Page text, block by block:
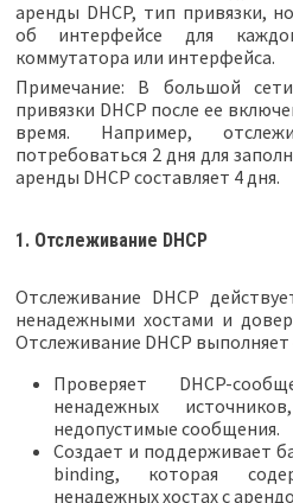
аренды DHCP, тип привязки,
об интерфейсе для
коммутатора или интерфейса.
Примечание: В большой
привязки DHCP после ее
время. Например,
потребоваться 2 дня для
аренды DHCP составляет 4 дня.
1. Отслеживание DHCP
Отслеживание DHCP
ненадежными хостами и
Отслеживание DHCP
Проверяет DHCP-
ненадежных
недопустимые сообщения.
Создает и поддерживает
binding, которая
ненадежных хостах с